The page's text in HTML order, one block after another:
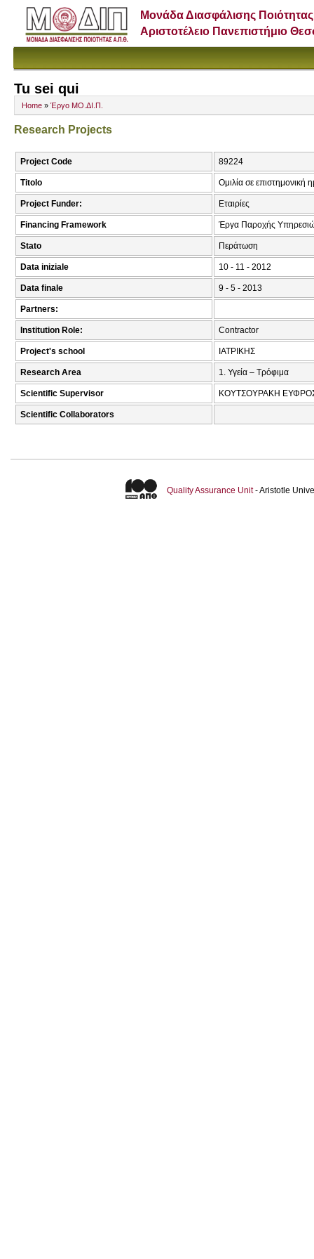
Μονάδα Διασφάλισης Ποιότητας
Αριστοτέλειο Πανεπιστήμιο
Tu sei qui
Home » Έργο ΜΟ.ΔΙ.Π.
Research Projects
Project Code 89224
Titolo Ομιλία σε
Project Funder: Εταιρίες
Financing Framework Έργα Παροχής
Stato Περάτωση
Data iniziale 10 - 11 - 2012
Data finale 9 - 5 - 2013
Partners:
Institution Role: Contractor
Project's school ΙΑΤΡΙΚΗΣ
Research Area 1. Υγεία – Τρόφιμα
Scientific Supervisor ΚΟΥΤΣΟΥΡΑΚΗ
Scientific Collaborators
Quality Assurance Unit- Aristotle